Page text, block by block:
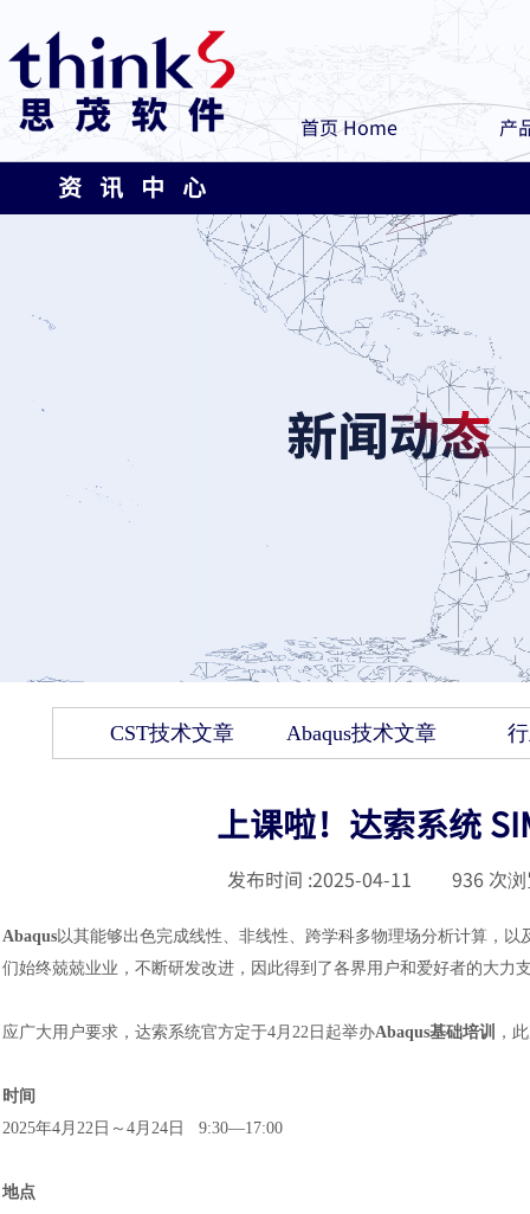
首页 Home 产
资 讯 中 心
CST技术文章 Abaqus技术文章
上课啦！达索系统
发布时间 :2025-04-11 936 次
Abaqus以其能够出色完成线性、非线性、跨学科多物理场分析计算，
们始终兢兢业业，不断研发改进，因此得到了各界用户和爱好者的大力
应广大用户要求， 达索系统官方定于4月22日起举办Abaqus基础培训 ，
时间
2025年4月22日～4月24日 9:30—17:00
地点